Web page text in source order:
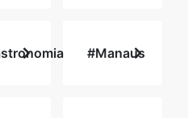
#Manaus